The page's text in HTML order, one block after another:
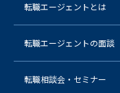
転職エージェントとは
転職エージェントの面談
転職相談会・セミナー